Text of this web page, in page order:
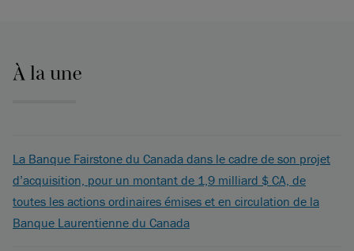
À la une
La Banque Fairstone du Canada dans le cadre de son projet
d’acquisition, pour un montant de 1,9 milliard $ CA, de
toutes les actions ordinaires émises et en circulation de la
Banque Laurentienne du Canada